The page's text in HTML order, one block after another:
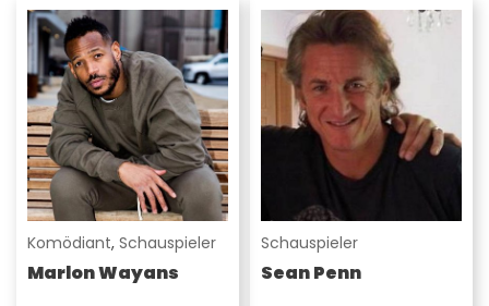
Komödiant, Schauspieler
Marlon Wayans
Schauspieler
Sean Penn